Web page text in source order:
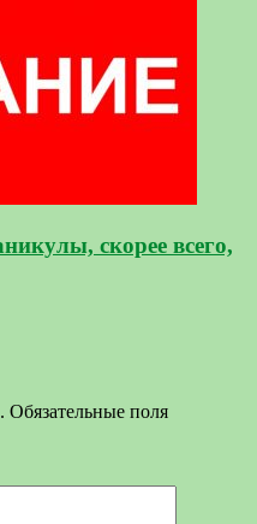
скорее всего,
Обязательные поля